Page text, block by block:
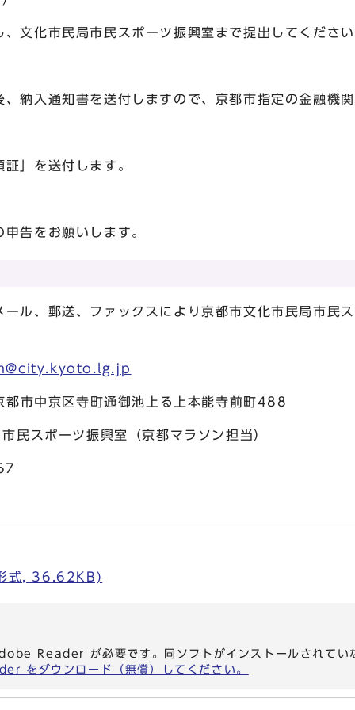
化市民局市民スポーツ振興室まで提出してくださ
入通知書を送付しますので、京都市指定の金融機関
」を送付します。
をお願いします。
ル、郵送、ファックスにより京都市文化市民局市民
中京区寺町通御池上る上本能寺前町488
ポーツ振興室（京都マラソン担当）
式, 36.62KB)
Reader が必要です。同ソフトがインストールされてい
をダウンロード（無償）してください。